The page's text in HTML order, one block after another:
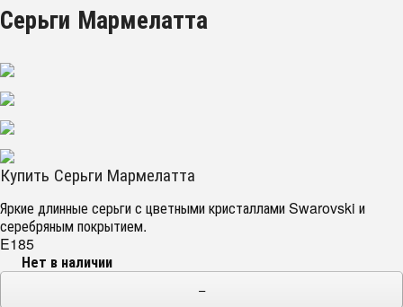
Серьги Мармелатта
Купить Серьги Мармелатта
Яркие длинные серьги с цветными кристаллами Swarovski и
серебряным покрытием.
E185
Нет в наличии
−